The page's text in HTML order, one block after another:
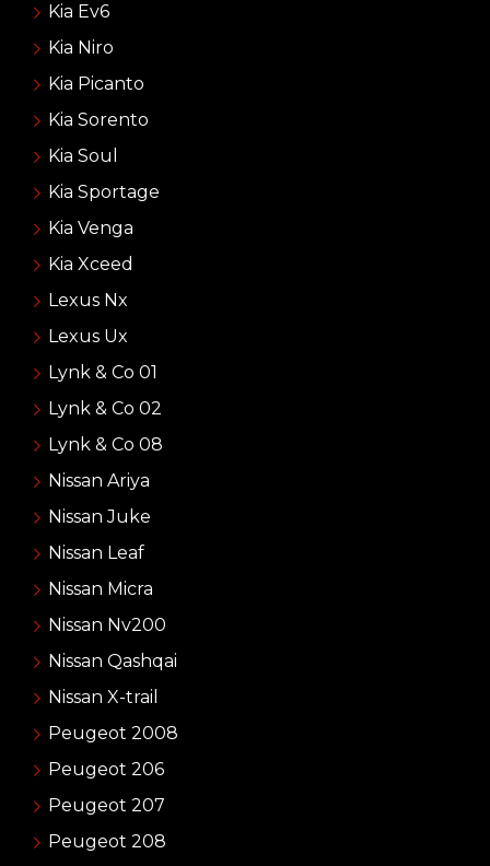
Kia Ev6
Kia Niro
Kia Picanto
Kia Sorento
Kia Soul
Kia Sportage
Kia Venga
Kia Xceed
Lexus Nx
Lexus Ux
Lynk & Co 01
Lynk & Co 02
Lynk & Co 08
Nissan Ariya
Nissan Juke
Nissan Leaf
Nissan Micra
Nissan Nv200
Nissan Qashqai
Nissan X-trail
Peugeot 2008
Peugeot 206
Peugeot 207
Peugeot 208